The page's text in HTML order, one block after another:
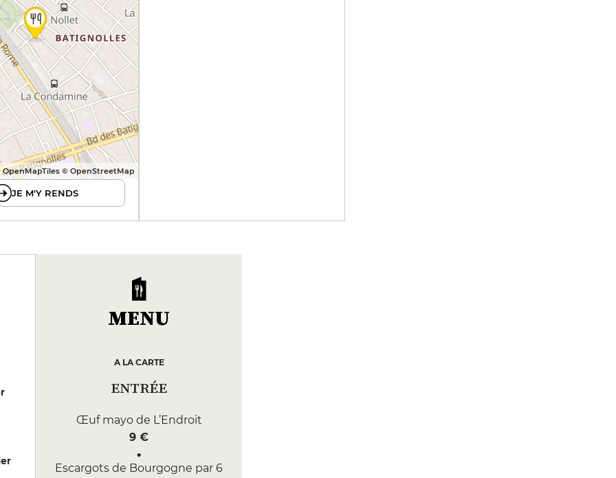
OpenMapTiles © OpenStreetMap
JE M'Y RENDS
MENU
A LA CARTE
ENTRÉE
Œuf mayo de L’Endroit
9 €
Escargots de Bourgogne par 6